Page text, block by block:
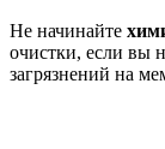
Не начинайте
очистки, если вы
загрязнений на